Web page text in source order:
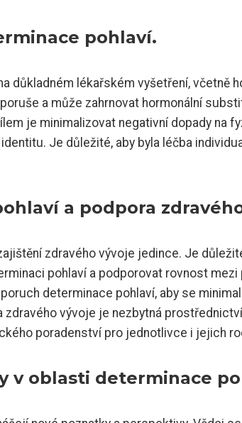
pohlaví.
důkladném lékařském vyšetření, včetně
a může zahrnovat hormonální
je minimalizovat negativní dopady na
Je důležité, aby byla léčba
a podpora
zdravého vývoje jedince. Je
pohlaví a podporovat rovnost mezi
determinace pohlaví, aby se
zdravého vývoje je nezbytná
poradenství pro jednotlivce i jejich
v oblasti determinace